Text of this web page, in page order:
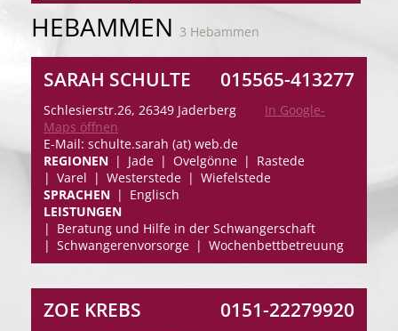
HEBAMMEN 3 Hebammen
SARAH SCHULTE 015565-413277
Schlesierstr.26, 26349 Jaderberg
In Google-
Maps öffnen
E-Mail: schulte.sarah (at) web.de
REGIONEN
Jade Ovelgönne
Rastede
Varel
Westerstede
Wiefelstede
SPRACHEN
Englisch
LEISTUNGEN
Beratung und Hilfe in der Schwangerschaft
Schwangerenvorsorge
Wochenbettbetreuung
ZOE KREBS 0151-22279920